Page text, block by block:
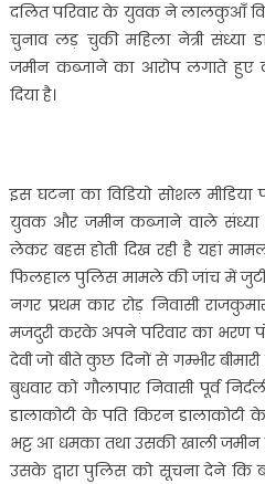
दलित परिवार के युवक ने लालकुआँ
चुनाव लड़ चुकी महिला नेत्री संध्या
जमीन कब्जाने का आरोप लगाते हुए
दिया है।
इस घटना का विडियो सोशल
युवक और जमीन कब्जाने वाले संध्या
लेकर बहस होती दिख रही है यहां
फिलहाल पुलिस मामले की जांच में जुटी
नगर प्रथम कार रोड़ निवासी
मजदुरी करके अपने परिवार का भरण
देवी जो बीते कुछ दिनों से गम्भीर
बुधवार को गौलापार निवासी पूर्व
डालाकोटी के पति किरन डालाकोटी
भट्ट आ धमका तथा उसकी खाली
उसके द्वारा पुलिस को सूचना देने कि